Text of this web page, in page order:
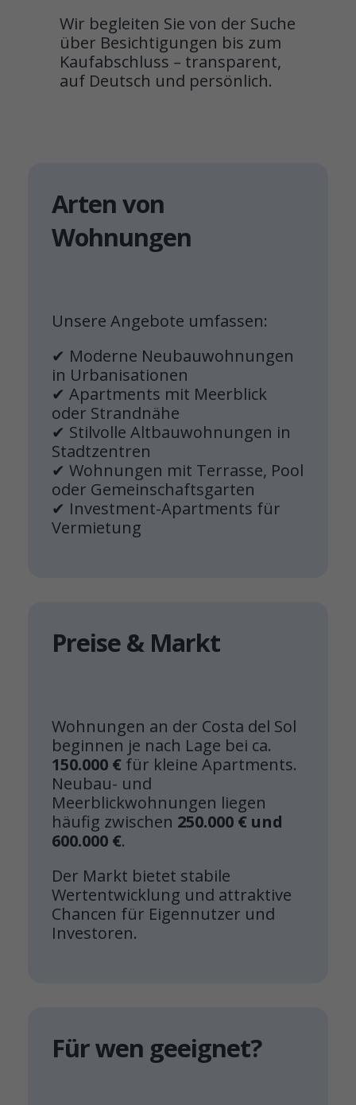
Wir begleiten Sie von der Suche
über Besichtigungen bis zum
Kaufabschluss – transparent,
auf Deutsch und persönlich.
Arten von
Wohnungen
Unsere Angebote umfassen:
✔ Moderne Neubauwohnungen
in Urbanisationen
✔ Apartments mit Meerblick
oder Strandnähe
✔ Stilvolle Altbauwohnungen in
Stadtzentren
✔ Wohnungen mit Terrasse, Pool
oder Gemeinschaftsgarten
✔ Investment-Apartments für
Vermietung
Preise & Markt
Wohnungen an der Costa del Sol
beginnen je nach Lage bei ca.
150.000 € für kleine Apartments.
Neubau- und
Meerblickwohnungen liegen
häufig zwischen 250.000 € und
600.000 €.
Der Markt bietet stabile
Wertentwicklung und attraktive
Chancen für Eigennutzer und
Investoren.
Für wen geeignet?